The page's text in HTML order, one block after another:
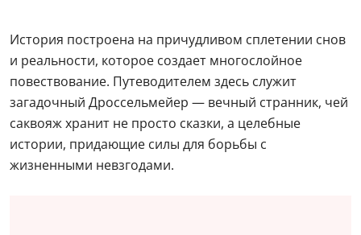
История построена на причудливом сплетении снов
и реальности, которое создает многослойное
повествование. Путеводителем здесь служит
загадочный Дроссельмейер — вечный странник, чей
саквояж хранит не просто сказки, а целебные
истории, придающие силы для борьбы с
жизненными невзгодами.